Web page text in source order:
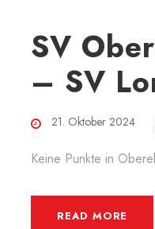
SV
– SV
21. Oktober 2024
Keine Punkte in
READ MORE